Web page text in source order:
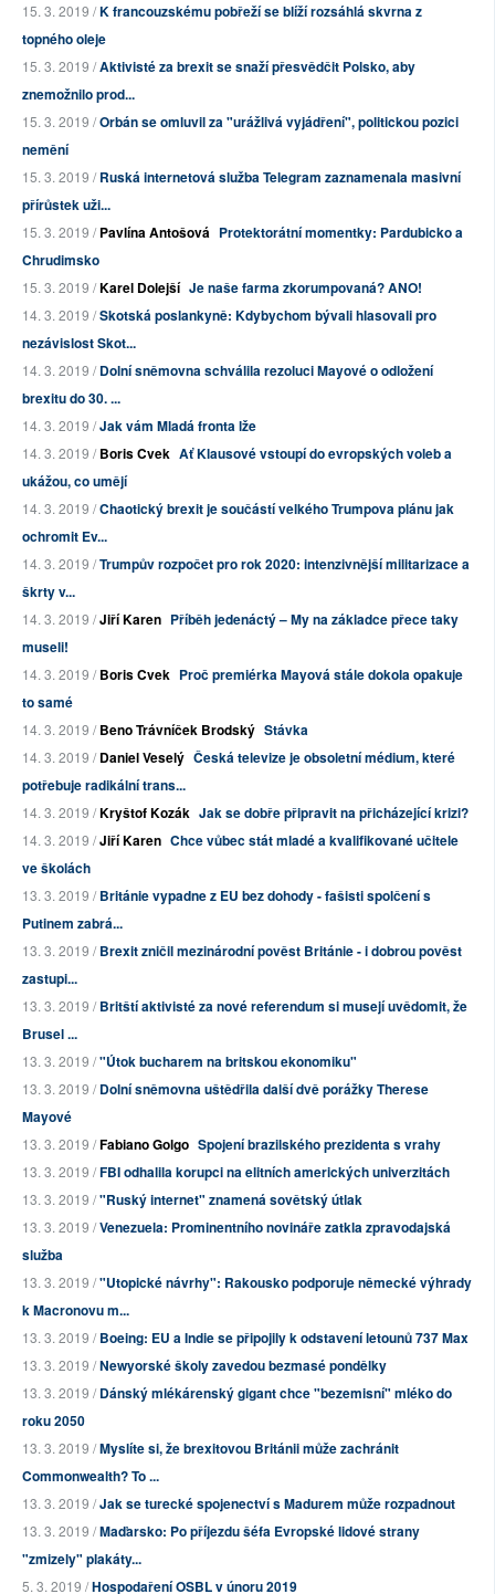
15. 3. 2019 /K francouzskému pobřeží se blíží rozsáhlá skvrna z
topného oleje
15. 3. 2019 /Aktivisté za brexit se snaží přesvědčit Polsko, aby
znemožnilo prod...
15. 3. 2019 /Orbán se omluvil za "urážlivá vyjádření", politickou pozici
nemění
15. 3. 2019 /Ruská internetová služba Telegram zaznamenala masivní
přírůstek uži...
15. 3. 2019 /Pavlína Antošová Protektorátní momentky: Pardubicko a
Chrudimsko
15. 3. 2019 /Karel Dolejší Je naše farma zkorumpovaná? ANO!
14. 3. 2019 /Skotská poslankyně: Kdybychom bývali hlasovali pro
nezávislost Skot...
14. 3. 2019 /Dolní sněmovna schválila rezoluci Mayové o odložení
brexitu do 30. ...
14. 3. 2019 /Jak vám Mladá fronta lže
14. 3. 2019 /Boris Cvek Ať Klausové vstoupí do evropských voleb a
ukážou, co umějí
14. 3. 2019 /Chaotický brexit je součástí velkého Trumpova plánu jak
ochromit Ev...
14. 3. 2019 /Trumpův rozpočet pro rok 2020: intenzivnější militarizace a
škrty v...
14. 3. 2019 /Jiří Karen Příběh jedenáctý – My na základce přece taky
museli!
14. 3. 2019 /Boris Cvek Proč premiérka Mayová stále dokola opakuje
to samé
14. 3. 2019 /Beno Trávníček Brodský Stávka
14. 3. 2019 /Daniel Veselý Česká televize je obsoletní médium, které
potřebuje radikální trans...
14. 3. 2019 /Kryštof Kozák Jak se dobře připravit na přicházející krizi?
14. 3. 2019 /Jiří Karen Chce vůbec stát mladé a kvalifikované učitele
ve školách
13. 3. 2019 /Británie vypadne z EU bez dohody - fašisti spolčení s
Putinem zabrá...
13. 3. 2019 /Brexit zničil mezinárodní pověst Británie - i dobrou pověst
zastupi...
13. 3. 2019 /Britští aktivisté za nové referendum si musejí uvědomit, že
Brusel ...
13. 3. 2019 /"Útok bucharem na britskou ekonomiku"
13. 3. 2019 /Dolní sněmovna uštědřila další dvě porážky Therese
Mayové
13. 3. 2019 /Fabiano Golgo Spojení brazilského prezidenta s vrahy
13. 3. 2019 /FBI odhalila korupci na elitních amerických univerzitách
13. 3. 2019 /"Ruský internet" znamená sovětský útlak
13. 3. 2019 /Venezuela: Prominentního novináře zatkla zpravodajská
služba
13. 3. 2019 /"Utopické návrhy": Rakousko podporuje německé výhrady
k Macronovu m...
13. 3. 2019 /Boeing: EU a Indie se připojily k odstavení letounů 737 Max
13. 3. 2019 /Newyorské školy zavedou bezmasé pondělky
13. 3. 2019 /Dánský mlékárenský gigant chce "bezemisní" mléko do
roku 2050
13. 3. 2019 /Myslíte si, že brexitovou Británii může zachránit
Commonwealth? To ...
13. 3. 2019 /Jak se turecké spojenectví s Madurem může rozpadnout
13. 3. 2019 /Maďarsko: Po příjezdu šéfa Evropské lidové strany
"zmizely" plakáty...
5. 3. 2019 /Hospodaření OSBL v únoru 2019